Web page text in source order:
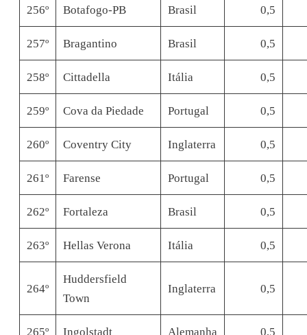
256º Botafogo-PB Brasil 0,5
257º Bragantino Brasil 0,5
258º Cittadella Itália 0,5
259º Cova da Piedade Portugal 0,5
260º Coventry City Inglaterra 0,5
261º Farense Portugal 0,5
262º Fortaleza Brasil 0,5
263º Hellas Verona Itália 0,5
264º
Huddersfield
Town
Inglaterra 0,5
265º Ingolstadt Alemanha 0,5